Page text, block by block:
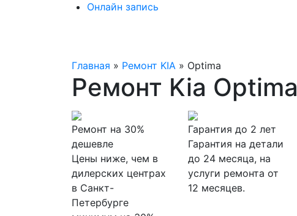
Онлайн запись
Главная » Ремонт KIA » Optima
Ремонт Kia Optima
Ремонт на 30%
дешевле
Цены ниже, чем в
дилерских центрах
в Санкт-
Петербурге
Гарантия до 2 лет
Гарантия на детали
до 24 месяца, на
услуги ремонта от
12 месяцев.